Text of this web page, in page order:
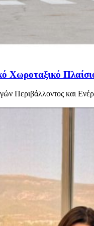
Χωροταξικό
Περιβάλλοντος και